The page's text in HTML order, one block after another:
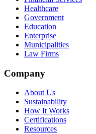
Healthcare
Government
Education
Enterprise
Municipalities
Law Firms
Company
About Us
Sustainability
How It Works
Certifications
Resources